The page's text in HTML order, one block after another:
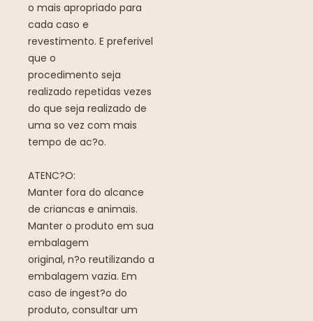
o mais apropriado para
cada caso e
revestimento. E preferivel
que o
procedimento seja
realizado repetidas vezes
do que seja realizado de
uma so vez com mais
tempo de ac?o.
ATENC?O:
Manter fora do alcance
de criancas e animais.
Manter o produto em sua
embalagem
original, n?o reutilizando a
embalagem vazia. Em
caso de ingest?o do
produto, consultar um